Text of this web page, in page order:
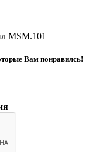
MSM.101
Вам понравилсь!